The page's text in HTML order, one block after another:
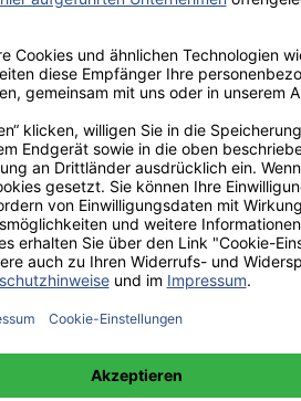
von Versicherungsnehmern der